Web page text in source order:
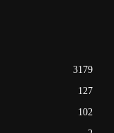
3179
127
102